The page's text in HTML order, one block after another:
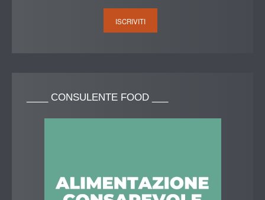
CONSULENTE FOOD ___